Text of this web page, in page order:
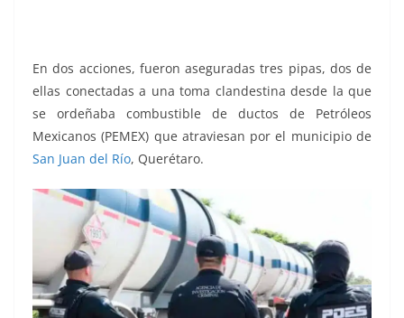
En dos acciones, fueron aseguradas tres pipas, dos de
ellas conectadas a una toma clandestina desde la que
se ordeñaba combustible de ductos de Petróleos
Mexicanos (PEMEX) que atraviesan por el municipio de
San Juan del Río, Querétaro.